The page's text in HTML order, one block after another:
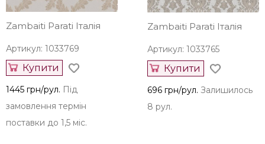
Zambaiti Parati Італія
Артикул: 1033769
Купити
1445 грн/рул. Під
замовлення термін
поставки до 1,5 міс.
Zambaiti Parati Італія
Артикул: 1033765
Купити
696 грн/рул. Залишилось
8 рул.